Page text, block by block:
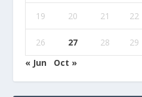
19 20 21 22
26 27 28 29
« Jun
Oct »